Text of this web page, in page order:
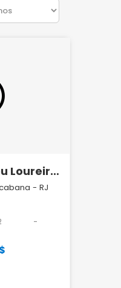
Loureiro
Airbnb
- RJ
-